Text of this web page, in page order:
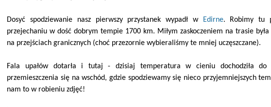
Dosyć spodziewanie nasz pierwszy przystanek wypadł w Edirne. Robimy tu
przejechaniu w dość dobrym tempie 1700 km. Miłym zaskoczeniem na trasie
na przejściach granicznych (choć przezornie wybieraliśmy te mniej uczęszczane).
Fala upałów dotarła i tutaj - dzisiaj temperatura w cieniu dochodziła do
przemieszczenia się na wschód, gdzie spodziewamy się nieco przyjemniejszych
nam to w robieniu zdjęć!